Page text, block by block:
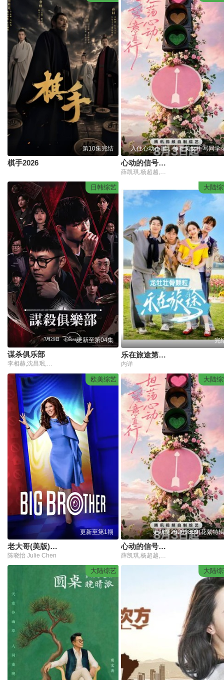
第10集完结
棋手2026
入住心动小屋，帅哥美女手写同学
心动的信号第9季
薛凯琪,杨超越,代旭,杜海涛,张纯烨
日韩综艺
更新至第04集
谋杀俱乐部
大陆
完
乐在旅途第三季
内详
欧美综艺
更新至第1期
老大哥(美版)第二十八季
陈晓怡 Julie Chen
大陆
更新至20260809(花絮特
心动的信号第九季
大陆综艺 大陆